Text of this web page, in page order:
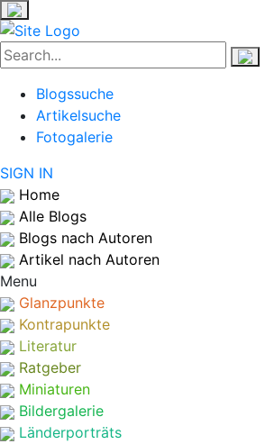
Blogssuche
Artikelsuche
Fotogalerie
SIGN IN
Home
Alle Blogs
Blogs nach Autoren
Artikel nach Autoren
Menu
Glanzpunkte
Kontrapunkte
Literatur
Ratgeber
Miniaturen
Bildergalerie
Länderporträts